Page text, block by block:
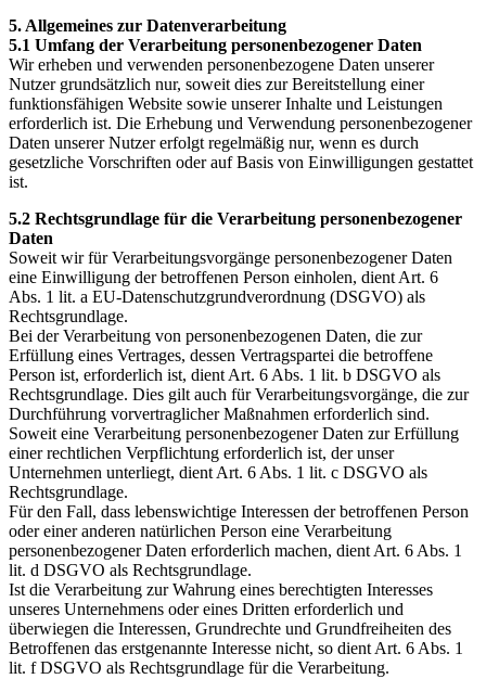
5. Allgemeines zur Datenverarbeitung
5.1 Umfang der Verarbeitung personenbezogener Daten
Wir erheben und verwenden personenbezogene Daten unserer
Nutzer grundsätzlich nur, soweit dies zur Bereitstellung einer
funktionsfähigen Website sowie unserer Inhalte und Leistungen
erforderlich ist. Die Erhebung und Verwendung personenbezogener
Daten unserer Nutzer erfolgt regelmäßig nur, wenn es durch
gesetzliche Vorschriften oder auf Basis von Einwilligungen gestattet
ist.
5.2 Rechtsgrundlage für die Verarbeitung personenbezogener
Daten
Soweit wir für Verarbeitungsvorgänge personenbezogener Daten
eine Einwilligung der betroffenen Person einholen, dient Art. 6
Abs. 1 lit. a EU-Datenschutzgrundverordnung (DSGVO) als
Rechtsgrundlage.
Bei der Verarbeitung von personenbezogenen Daten, die zur
Erfüllung eines Vertrages, dessen Vertragspartei die betroffene
Person ist, erforderlich ist, dient Art. 6 Abs. 1 lit. b DSGVO als
Rechtsgrundlage. Dies gilt auch für Verarbeitungsvorgänge, die zur
Durchführung vorvertraglicher Maßnahmen erforderlich sind.
Soweit eine Verarbeitung personenbezogener Daten zur Erfüllung
einer rechtlichen Verpflichtung erforderlich ist, der unser
Unternehmen unterliegt, dient Art. 6 Abs. 1 lit. c DSGVO als
Rechtsgrundlage.
Für den Fall, dass lebenswichtige Interessen der betroffenen Person
oder einer anderen natürlichen Person eine Verarbeitung
personenbezogener Daten erforderlich machen, dient Art. 6 Abs. 1
lit. d DSGVO als Rechtsgrundlage.
Ist die Verarbeitung zur Wahrung eines berechtigten Interesses
unseres Unternehmens oder eines Dritten erforderlich und
überwiegen die Interessen, Grundrechte und Grundfreiheiten des
Betroffenen das erstgenannte Interesse nicht, so dient Art. 6 Abs. 1
lit. f DSGVO als Rechtsgrundlage für die Verarbeitung.